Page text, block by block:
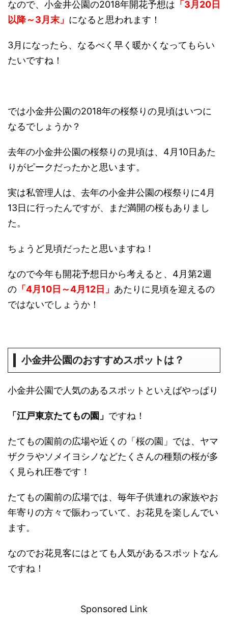
なので、小金井公園の2018年開花予想は 「3月20日
以降～3月末」 になると思われます！
3月になったら、なるべく早く暖かくなってもらい
たいですね！
では小金井公園の2018年の桜祭りの見頃はいつに
なるでしょうか？
去年の小金井公園の桜祭りの見頃は、4月10日あた
りがピークだったかと思います。
実は私管理人は、去年の小金井公園の桜祭りに4月
13日に行ったんですが、まだ満開の桜もありまし
た。
ちょうど見頃だったと思いますね！
なので今年も開花予想日から考えると、4月第2週
の 「4月10日～4月12日」 あたりに見頃を迎えるの
ではないでしょうか！
小金井公園のおすすめスポットは？
小金井公園で人気のあるスポットといえばやっぱり
「江戸東京たてもの園」 ですね！
たてもの園前の広場や近くの「桜の園」では、ヤマ
ザクラやソメイヨシノなどたくさんの種類の桜が多
く見られ圧巻です！
たてもの園前の広場では、毎年子供連れの家族やお
年寄りの方々で賑わっていて、お花見を楽しんでい
ます。
なのでお花見客にはとても人気があるスポットなん
ですね！
Sponsored Link